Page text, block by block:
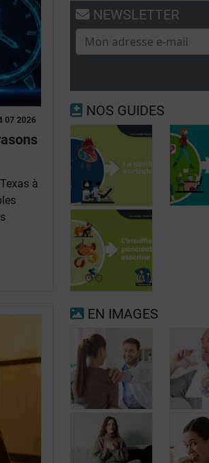
07 2026
à
NEWSLETTER
NOS GUIDES
Fibrillation
auriculaire
Insuffisance
pancréatique
exocrine
EN IMAGES
Quand consulter